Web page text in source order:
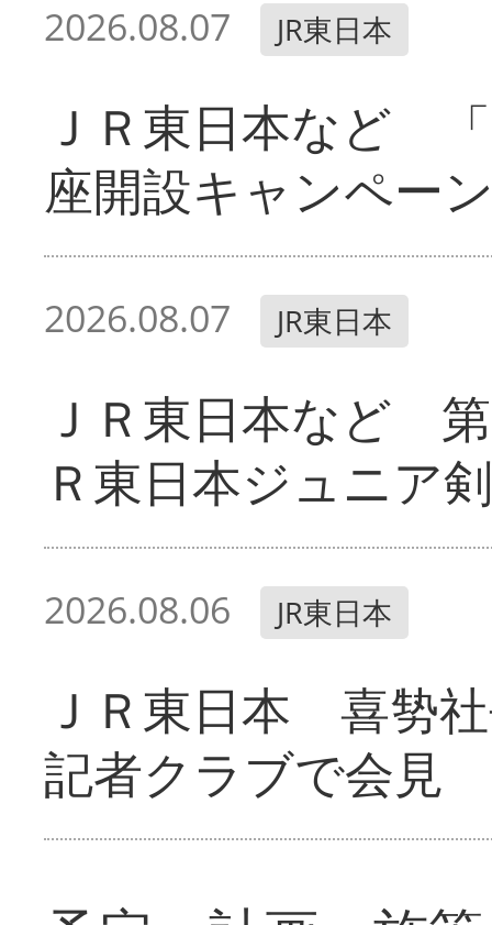
2026.08.07 JR東日本
ＪＲ東日本など
座開設キャンペー
2026.08.07 JR東日本
ＪＲ東日本など
Ｒ東日本ジュニア
2026.08.06 JR東日本
ＪＲ東日本 喜㔟
記者クラブで会見